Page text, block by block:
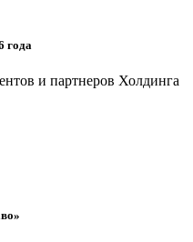
года
и партнеров Холдинга